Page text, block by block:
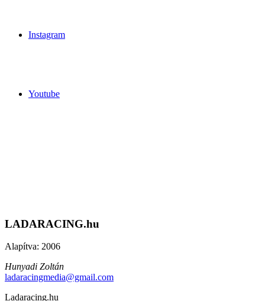
Instagram
Youtube
LADARACING.hu
Alapítva: 2006
Hunyadi Zoltán
ladaracingmedia@gmail.com
Ladaracing.hu